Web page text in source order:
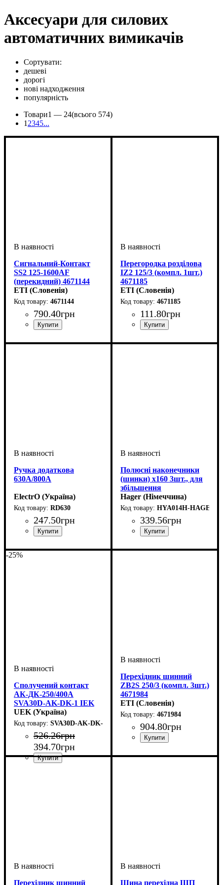
Аксесуари для силових
автоматичних вимикачів
Сортувати:
дешеві
дорогі
нові надходження
популярність
Товари1 — 24(всього 574)
1 2345...
Сигнальний-Контакт
SS2 125-1600AF
(перекидний) 4671144
ETI (Словенія)
4671144
790.40грн
контакт
Перегородка розділова
IZ2 125/3 (компл. 1шт.)
4671185
ETI (Словенія)
4671185
111.80грн
Ручка додаткова
630A/800А
ElectrO (Україна)
RD630
247.50грн
Полюсні наконечники
(шинки) x160 3шт., для
збільшення
міжполюсного відстані
Hager (Німеччина)
HYA014H-HAGER
339.56грн
наконечники
-25%
Сполучений контакт
АК-ДК-250/400А
SVA30D-AK-DK-1 IEK
UEK (Україна)
SVA30D-AK-DK-1
526.26грн
394.70грн
Перехідник шинний
ZB2S 250/3 (компл. 3шт.)
4671984
ETI (Словенія)
4671984
904.80грн
перехідна
Перехідник шинний
Шина перехідна ШП